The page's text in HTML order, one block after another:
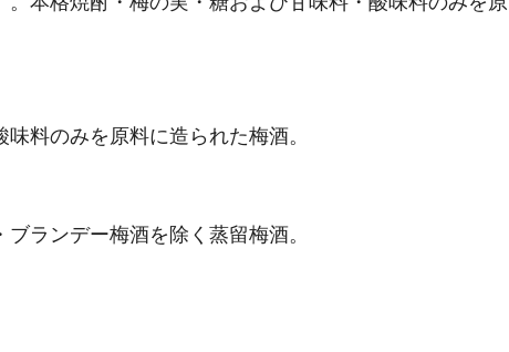
料のみを原料に造られた梅酒。
ランデー梅酒を除く蒸留梅酒。